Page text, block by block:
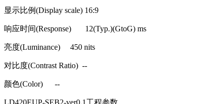
显示比例(Display scale) 16:9
响应时间(Response) 12(Typ.)(GtoG) ms
亮度(Luminance) 450 nits
对比度(Contrast Ratio) --
颜色(Color) --
LD420EUP-SEB2-ver0.1 工程参数